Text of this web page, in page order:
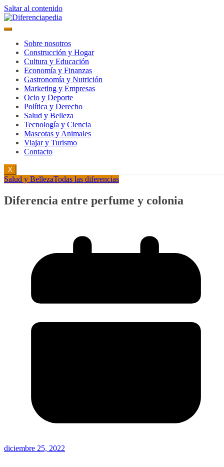
Saltar al contenido
Sobre nosotros
Construcción y Hogar
Cultura y Educación
Economía y Finanzas
Gastronomía y Nutrición
Marketing y Empresas
Ocio y Deporte
Política y Derecho
Salud y Belleza
Tecnología y Ciencia
Mascotas y Animales
Viajar y Turismo
Contacto
X
Salud y BellezaTodas las diferencias
Diferencia entre perfume y colonia
diciembre 25, 2022